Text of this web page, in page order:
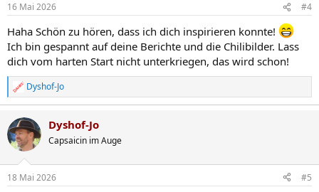
e
:
16 Mai 2026 #4
Haha Schön zu hören, dass ich dich inspirieren konnte!
Ich bin gespannt auf deine Berichte und die Chilibilder. Lass
dich vom harten Start nicht unterkriegen, das wird schon!
R
e
k
t
i
e
Dyshof-Jo
Dyshof-Jo
Capsaicin im Auge
18 Mai 2026 #5